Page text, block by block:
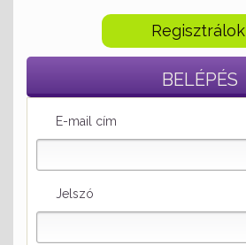
Regisztrálok
BELÉPÉS
E-mail cím
Jelszó